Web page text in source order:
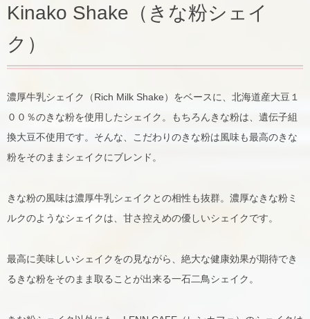
Kinako Shake（きな粉シェイ
ク）
濃厚牛乳シェイク（Rich Milk Shake）をベースに、北海道産大豆１
００％のきな粉を使用したシェイク。もちろんきな粉は、遺伝子組
換大豆不使用です。そんな、こだわりのきな粉は風味も最高のきな
粉をそのままシェイクにブレンド。
きな粉の風味は濃厚牛乳シェイクとの相性も抜群。濃厚なきな粉ミ
ルクのようなシェイクは、甘さ控えめの優しいシェイクです。
最高に美味しいシェイクをの見ながら、絶大な健康効果が期待でき
るきな粉をそのまま取ることが出来る一石二鳥シェイク。